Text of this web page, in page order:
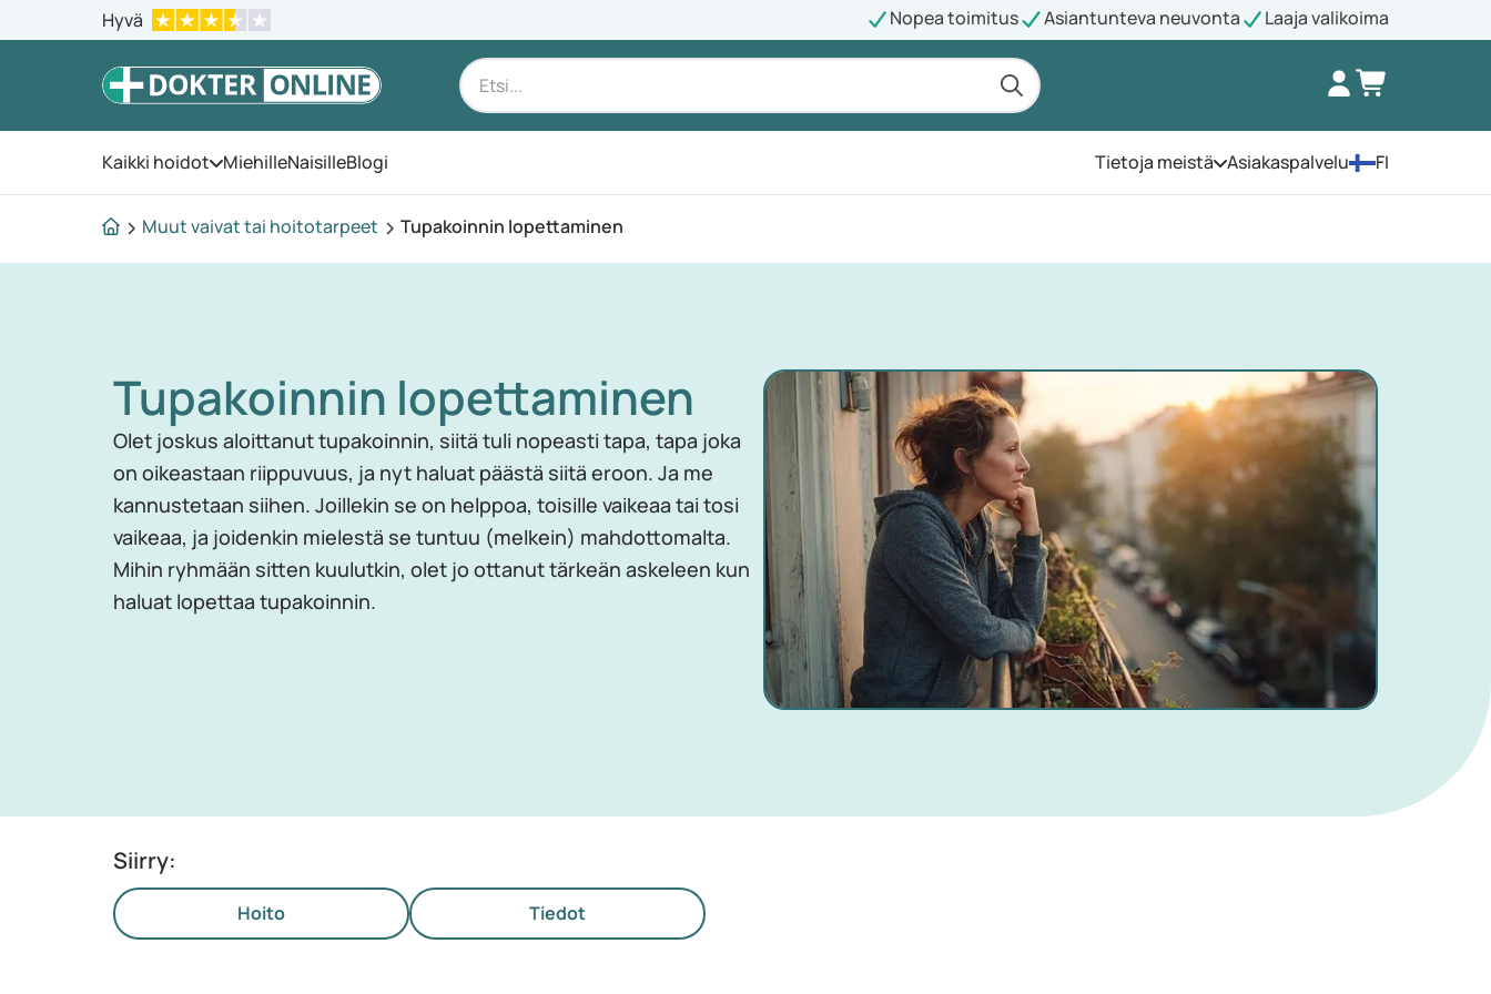
Hyvä Nopea toimitus Asiantunteva neuvonta Laaja valikoima
Kaikki hoidot Avaa valikko
MiehilleNaisilleBlogi Tietoja meistä Avaa valikko
Asiakaspalvelu FI
Muut vaivat tai hoitotarpeet Tupakoinnin lopettaminen
Tupakoinnin lopettaminen
Olet joskus aloittanut tupakoinnin, siitä tuli nopeasti tapa, tapa joka
on oikeastaan riippuvuus, ja nyt haluat päästä siitä eroon. Ja me
kannustetaan siihen. Joillekin se on helppoa, toisille vaikeaa tai tosi
vaikeaa, ja joidenkin mielestä se tuntuu (melkein) mahdottomalta.
Mihin ryhmään sitten kuulutkin, olet jo ottanut tärkeän askeleen kun
haluat lopettaa tupakoinnin.
Siirry:
Hoito Tiedot